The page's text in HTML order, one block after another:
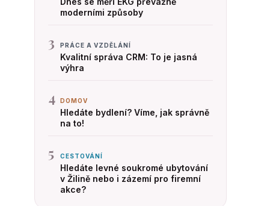
moderními způsoby
3 PRÁCE A VZDĚLÁNÍ
Kvalitní správa CRM: To je jasná
výhra
4 DOMOV
Hledáte bydlení? Víme, jak správně
na to!
5 CESTOVÁNÍ
Hledáte levné soukromé ubytování
v Žilině nebo i zázemí pro firemní
akce?